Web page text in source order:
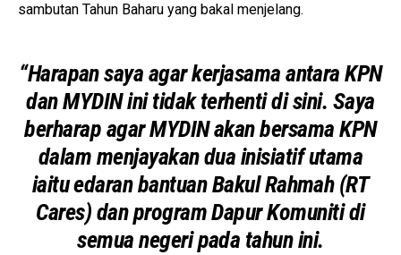
sambutan Tahun Baharu yang bakal menjelang.
“Harapan saya agar kerjasama antara KPN
dan MYDIN ini tidak terhenti di sini. Saya
berharap agar MYDIN akan bersama KPN
dalam menjayakan dua inisiatif utama
iaitu edaran bantuan Bakul Rahmah (RT
Cares) dan program Dapur Komuniti di
semua negeri pada tahun ini.